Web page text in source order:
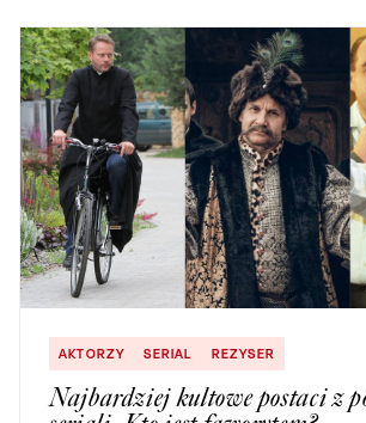
AKTORZY SERIAL REZYSER
Najbardziej kultowe postaci z